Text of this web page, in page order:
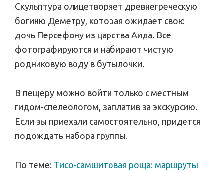
Скульптура олицетворяет древнегреческую
богиню Деметру, которая ожидает свою
дочь Персефону из царства Аида. Все
фотографируются и набирают чистую
родниковую воду в бутылочки.
В пещеру можно войти только с местным
гидом-спелеологом, заплатив за экскурсию.
Если вы приехали самостоятельно, придется
подождать набора группы.
По теме: Тисо-самшитовая роща: маршруты